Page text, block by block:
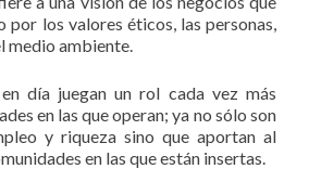
por los valores éticos, las personas,
medio ambiente.
día juegan un rol cada vez más
en las que operan; ya no sólo son
y riqueza sino que aportan al
en las que están insertas.